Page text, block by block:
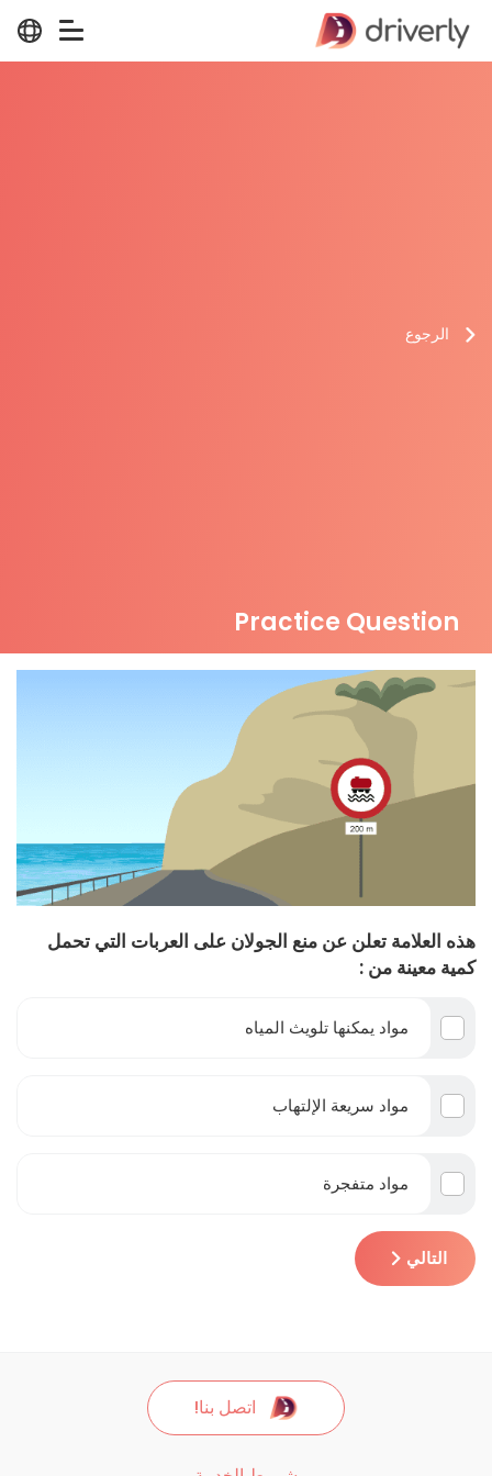
الرجوع
Practice Question
هذه العلامة تعلن عن منع الجولان على العربات التي تحمل
كمية معينة من :
مواد يمكنها تلويث المياه
مواد سريعة الإلتهاب
مواد متفجرة
التالي
اتصل بنا!